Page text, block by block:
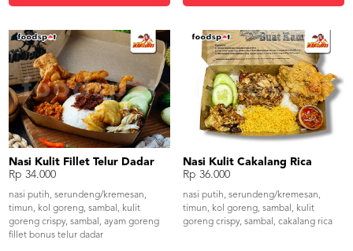
Nasi Kulit Fillet Telur Dadar
Rp 34.000
nasi putih, serundeng/kremesan,
timun, kol goreng, sambal, kulit
goreng crispy, sambal, ayam goreng
fillet bonus telur dadar
Nasi Kulit Cakalang Rica
Rp 36.000
nasi putih, serundeng/kremesan,
timun, kol goreng, sambal, kulit
goreng crispy, sambal, cakalang rica